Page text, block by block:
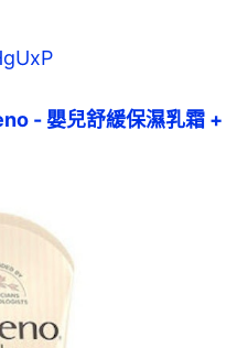
- 嬰兒舒緩保濕乳霜 +